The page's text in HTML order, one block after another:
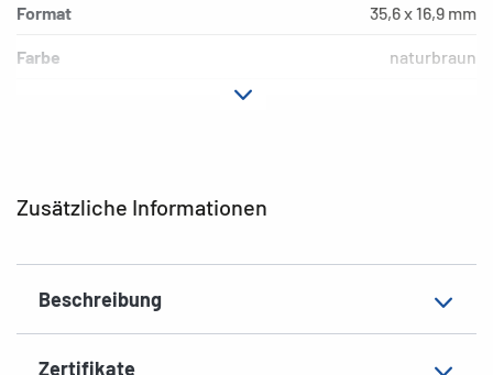
Zusätzliche Informationen
Beschreibung
Zertifikate
Format 35,6 x 16,9 mm
Farbe naturbraun